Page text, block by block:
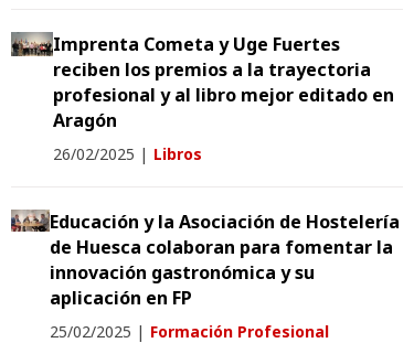
Imprenta Cometa y Uge Fuertes
reciben los premios a la trayectoria
profesional y al libro mejor editado en
Aragón
26/02/2025 | Libros
Educación y la Asociación de Hostelería
de Huesca colaboran para fomentar la
innovación gastronómica y su
aplicación en FP
25/02/2025 | Formación Profesional